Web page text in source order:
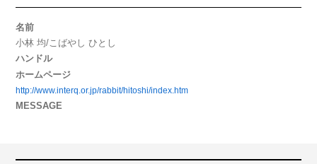
名前
小林 均/こばやし ひとし
ハンドル
ホームページ
http://www.interq.or.jp/rabbit/hitoshi/index.htm
MESSAGE